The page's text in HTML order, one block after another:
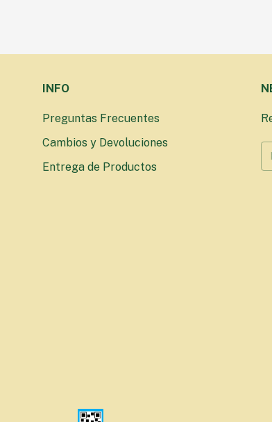
INFO
Preguntas Frecuentes
Cambios y Devoluciones
Entrega de Productos